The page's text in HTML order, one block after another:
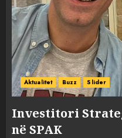
Aktualitet Buzz Slider
Investitori
në SPAK